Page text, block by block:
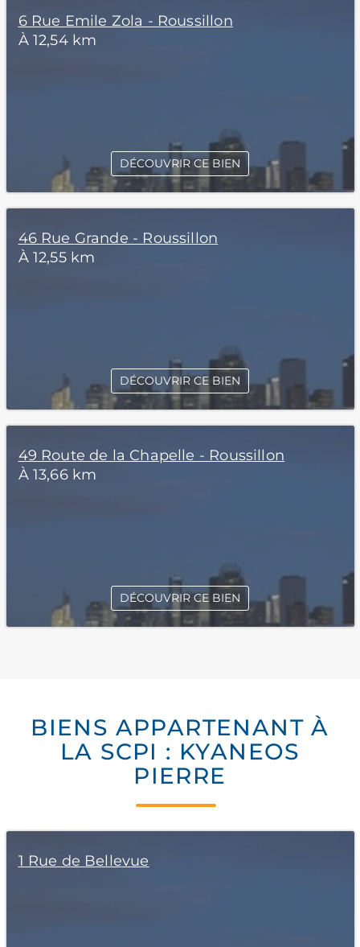
6 Rue Emile Zola - Roussillon
À 12,54 km
DÉCOUVRIR CE BIEN
46 Rue Grande - Roussillon
À 12,55 km
DÉCOUVRIR CE BIEN
49 Route de la Chapelle - Roussillon
À 13,66 km
DÉCOUVRIR CE BIEN
BIENS APPARTENANT À
LA SCPI : KYANEOS
PIERRE
1 Rue de Bellevue